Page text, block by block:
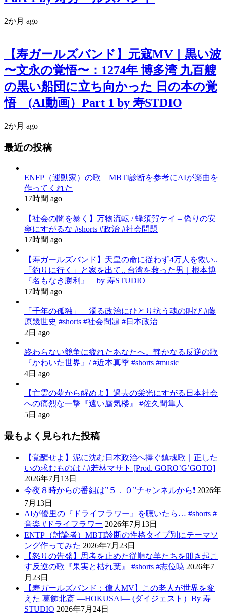
2か月 ago
【寿ガールズバンド】元寇MV｜黒い波
〜文永の覚悟〜：1274年 博多湾 九百艘
の黒い船団に立ち向かった 日の本の覚
悟 (AI動画）Part 1 by 寿STDIO
2か月 ago
最近の投稿
ENFP（運動家）の歌 MBTI診断を参考にAIが楽曲を
作ってくれた
17時間 ago
【社会の闇を暴く】万物流転 / 蜂須賀ケイ – 偽りの安
寧にすがるな #shorts #政治 #社会問題
17時間 ago
【寿ガールズバンド】天皇の命に従わず4万人を救い..
「釣りに行く」と家を出て.. 台湾を救った男｜根本博
『名もなき勝利』 by 寿STUDIO
17時間 ago
「千年の孤独」 – 濁る政治にひとり抗う魂の叫び #藤
原幾世史 #shorts #社会問題 #日本政治
2日 ago
終わらない競争に疲れたあなたへ。静かなる反逆の歌
『かわいた世界』/ #近本真季 #shorts #music
4日 ago
【亡霊の夢から醒めよ】過去の栄光にすがる日本社会
への痛烈な一撃『遠い蜃気楼』 #佐久間隼人
5日 ago
最もよく見られた投稿
【覚醒せよ】泥に沈む日本政治へ捧ぐ鎮魂歌｜正した
いの求むものは / #若林マサト [Prod. GORO’G’GOTO]
2026年7月13日
今夜８時からの番組は”５．０”チャンネルから❗️ 2026年
7月13日
AIが優里の『ドライフラワー』を聴いたら… #shorts #
音楽 #ドライフラワー 2026年7月13日
ENTP（討論者）MBTI診断の性格タイプ別にテーマソ
ング作ってみた 2026年7月23日
【怒りの告発】思考を止めた従順な羊たちを叩き起こ
す反逆の歌『果実と枯れ葉』 #shorts #志位暁 2026年7
月23日
【寿ガールズバンド：偉人MV】この老人が世界を変
えた 葛飾北斎 ―HOKUSAI― (ダイジェスト）By 寿
STUDIO 2026年7月24日